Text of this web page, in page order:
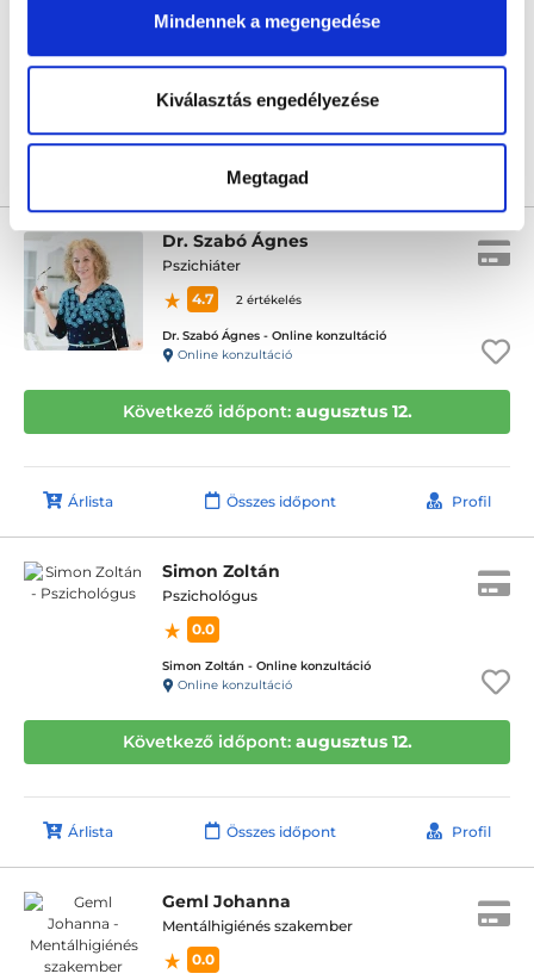
Mindennek a megengedése
Kiválasztás engedélyezése
Megtagad
Online konzultáció
Összes időpont
Dr. Szabó Ágnes
Pszichiáter
4.7
2 értékelés
Dr. Szabó Ágnes - Online konzultáció
Online konzultáció
Következő időpont: augusztus 12.
Árlista Összes időpont Profil
Simon Zoltán
Pszichológus
0.0
Simon Zoltán - Online konzultáció
Online konzultáció
Következő időpont: augusztus 12.
Árlista Összes időpont Profil
Geml Johanna
Mentálhigiénés szakember
0.0